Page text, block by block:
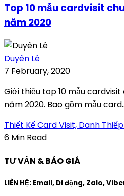
Top 10 mẫu cardvisit
năm 2020
Duyên Lê
7 February, 2020
Giới thiệu top 10 mẫu
năm 2020. Bao gồm mẫu
Thiết Kế Card Visit, Danh
6 Min Read
TƯ VẤN & BÁO GIÁ
LIÊN HỆ: Email, Di động, Zalo,